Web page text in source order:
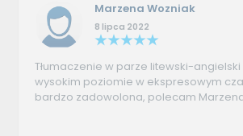
Marzena Wozniak
8 lipca 2022
Tłumaczenie w parze litewski-
wysokim poziomie w ekspresowym
bardzo zadowolona, polecam